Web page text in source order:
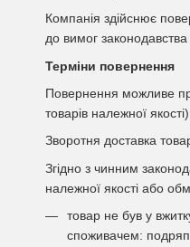
Компанія здійснює
до вимог
Терміни повернення
Повернення можливе
товарів належної якості).
Зворотня доставка
Згідно з чинним
належної якості або
товар не був у
споживачем: